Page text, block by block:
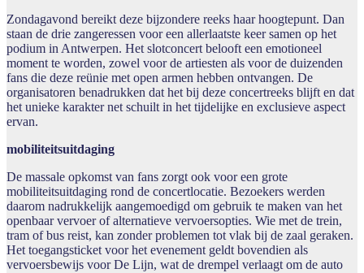
Zondagavond bereikt deze bijzondere reeks haar hoogtepunt. Dan
staan de drie zangeressen voor een allerlaatste keer samen op het
podium in Antwerpen. Het slotconcert belooft een emotioneel
moment te worden, zowel voor de artiesten als voor de duizenden
fans die deze reünie met open armen hebben ontvangen. De
organisatoren benadrukken dat het bij deze concertreeks blijft en dat
het unieke karakter net schuilt in het tijdelijke en exclusieve aspect
ervan.
mobiliteitsuitdaging
De massale opkomst van fans zorgt ook voor een grote
mobiliteitsuitdaging rond de concertlocatie. Bezoekers werden
daarom nadrukkelijk aangemoedigd om gebruik te maken van het
openbaar vervoer of alternatieve vervoersopties. Wie met de trein,
tram of bus reist, kan zonder problemen tot vlak bij de zaal geraken.
Het toegangsticket voor het evenement geldt bovendien als
vervoersbewijs voor De Lijn, wat de drempel verlaagt om de auto